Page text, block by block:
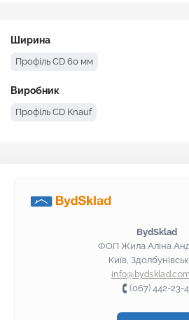
Ширина
Профіль CD 60 мм
Виробник
Профіль CD Knauf
BydSklad
ФОП Жила Аліна
Київ,
(067) 442-23-